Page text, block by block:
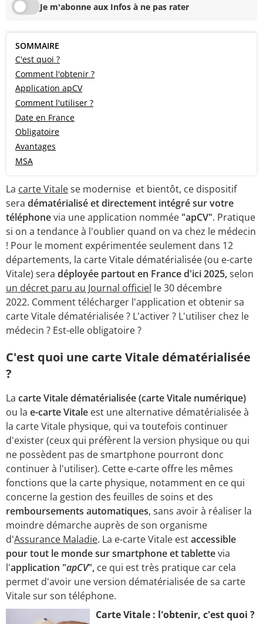
Je m'abonne aux Infos à ne pas rater
SOMMAIRE
C'est quoi ?
Comment l'obtenir ?
Application apCV
Comment l'utiliser ?
Date en France
Obligatoire
Avantages
MSA
La carte Vitalese modernise et bientôt, ce dispositif
sera dématérialisé et directement intégré sur votre
téléphonevia une application nommée "apCV". Pratique
si on a tendance à l'oublier quand on va chez le médecin
! Pour le moment expérimentée seulement dans 12
départements, la carte Vitale dématérialisée (ou e-carte
Vitale) sera déployée partout en France d'ici 2025,selon
un décret paru au Journal officiel le 30 décembre
2022. Comment télécharger l'application et obtenir sa
carte Vitale dématérialisée ? L'activer ? L'utiliser chez le
médecin ? Est-elle obligatoire ?
C'est quoi une carte Vitale dématérialisée
?
La carte Vitale dématérialisée (carte Vitale numérique)
ou la e-carte Vitale est une alternative dématérialisée à
la carte Vitale physique, qui va toutefois continuer
d'exister (ceux qui préfèrent la version physique ou qui
ne possèdent pas de smartphone pourront donc
continuer à l'utiliser). Cette e-carte offre les mêmes
fonctions que la carte physique, notamment en ce qui
concerne la gestion des feuilles de soins et des
remboursements automatiques, sans avoir à réaliser la
moindre démarche auprès de son organisme
d'Assurance Maladie. La e-carte Vitale estaccessible
pour tout le monde sur smartphone et tablettevia
l'application "apCV", ce qui est très pratique car cela
permet d'avoir une version dématérialisée de sa carte
Vitale sur son téléphone.
Carte Vitale : l'obtenir, c'est quoi ?